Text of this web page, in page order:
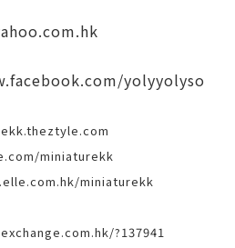
yolyyolyso
miniaturekk
miniaturekk
?137941